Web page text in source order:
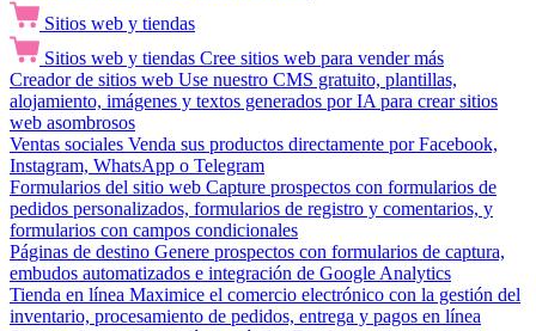
Sitios web y tiendas
Sitios web y tiendas Cree sitios web para vender más
Creador de sitios web Use nuestro CMS gratuito, plantillas,
alojamiento, imágenes y textos generados por IA para crear sitios
web asombrosos
Ventas sociales Venda sus productos directamente por Facebook,
Instagram, WhatsApp o Telegram
Formularios del sitio web Capture prospectos con formularios de
pedidos personalizados, formularios de registro y comentarios, y
formularios con campos condicionales
Páginas de destino Genere prospectos con formularios de captura,
embudos automatizados e integración de Google Analytics
Tienda en línea Maximice el comercio electrónico con la gestión del
inventario, procesamiento de pedidos, entrega y pagos en línea